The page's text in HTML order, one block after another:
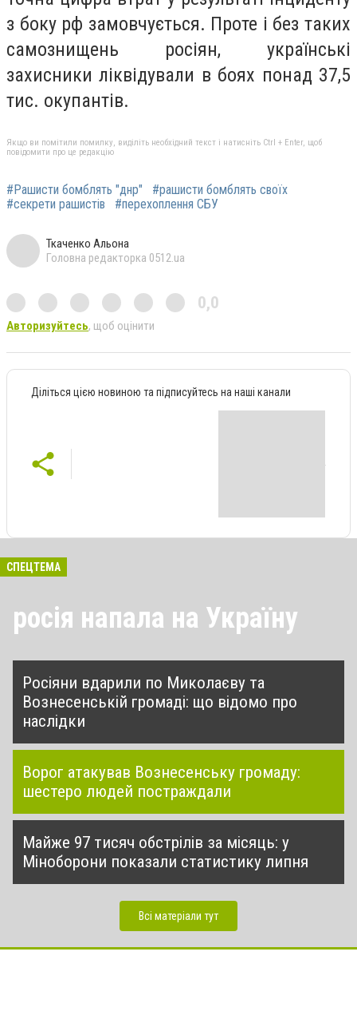
з боку рф замовчується. Проте і без таких
самознищень росіян, українські
захисники ліквідували в боях понад 37,5
тис. окупантів.
Якщо ви помітили помилку, виділіть необхідний текст і натисніть Ctrl + Enter, щоб
повідомити про це редакцію
#Рашисти бомблять "днр"
#рашисти бомблять своїх
#секрети рашистів
#перехоплення СБУ
Ткаченко Альона
Головна редакторка 0512.ua
0,0
Авторизуйтесь, щоб оцінити
Діліться цією новиною та підписуйтесь на наші канали
СПЕЦТЕМА
росія напала на Україну
Росіяни вдарили по Миколаєву та
Вознесенській громаді: що відомо про
наслідки
Ворог атакував Вознесенську громаду:
шестеро людей постраждали
Майже 97 тисяч обстрілів за місяць: у
Міноборони показали статистику липня
Всі матеріали тут